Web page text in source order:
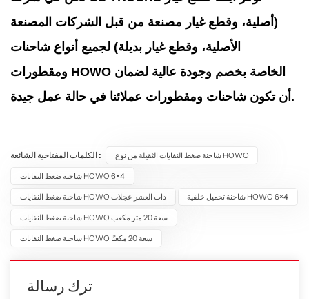
(أصلية، وقطع غيار مصنعة من قبل الشركات المصنعة
الأصلية، وقطع غيار بديلة) لجميع أنواع شاحنات
ومقطورات HOWO الخاصة بخصم وجودة عالية لضمان
أن تكون شاحنات ومقطورات عملائنا في حالة عمل جيدة.
الكلمات المفتاحية الشائعة : شاحنة ضغط النفايات الثقيلة من نوع HOWO
شاحنة ضغط النفايات HOWO 6×4
شاحنة ضغط النفايات HOWO ذات العشر عجلات شاحنة تحميل خلفية HOWO 6×4
شاحنة ضغط النفايات HOWO سعة 20 متر مكعب
شاحنة ضغط النفايات HOWO سعة 20 مكعبًا
ترك رسالة